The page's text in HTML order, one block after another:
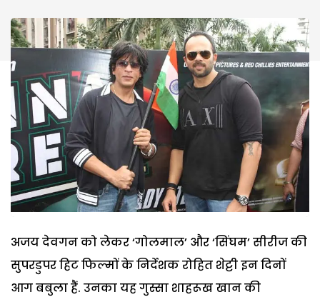
अजय देवगन को लेकर ‘गोलमाल’ और ‘सिंघम’ सीरीज की
सुपरडुपर हिट फिल्मों के निर्देशक रोहित शेट्टी इन दिनों
आग बबुला हैं. उनका यह गुस्सा शाहरूख खान की